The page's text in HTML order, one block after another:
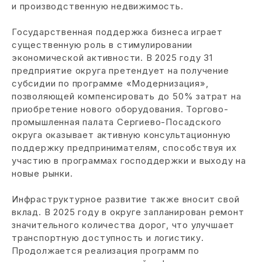
и производственную недвижимость.
Государственная поддержка бизнеса играет
существенную роль в стимулировании
экономической активности. В 2025 году 31
предприятие округа претендует на получение
субсидии по программе «Модернизация»,
позволяющей компенсировать до 50% затрат на
приобретение нового оборудования. Торгово-
промышленная палата Сергиево-Посадского
округа оказывает активную консультационную
поддержку предпринимателям, способствуя их
участию в программах господдержки и выходу на
новые рынки.
Инфраструктурное развитие также вносит свой
вклад. В 2025 году в округе запланирован ремонт
значительного количества дорог, что улучшает
транспортную доступность и логистику.
Продолжается реализация программ по